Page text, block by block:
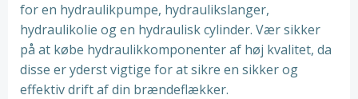
for en hydraulikpumpe, hydraulikslanger,
hydraulikolie og en hydraulisk cylinder. Vær sikker
på at købe hydraulikkomponenter af høj kvalitet, da
disse er yderst vigtige for at sikre en sikker og
effektiv drift af din brændeflækker.